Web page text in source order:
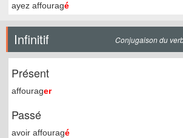
ayez affouragé
Infinitif Conjugaison du
Présent
affourager
Passé
avoir affouragé